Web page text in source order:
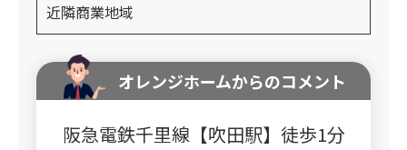
近隣商業地域
オレンジホームからのコメント
阪急電鉄千里線【吹田駅】徒歩1分